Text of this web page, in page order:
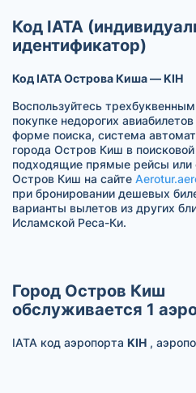
Код IATA
идентификатор)
Код IATA Острова Киша — KIH
Воспользуйтесь
покупке недорогих
форме поиска, система
города Остров Киш в
подходящие прямые рейсы
Остров Киш на сайте
при бронировании дешевых
варианты вылетов из других
Исламской Реса-Ки.
Город Остров Киш
обслуживается 1
IATA код аэропорта KIH ,